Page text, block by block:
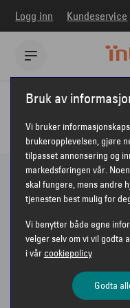
Logg inn Kundeservice
Interoptik Solbriller
ALLE
363 PRODUKTER
Vis bare
Sorter etter Anbefalt
Bruk av
Vi bruker
brukeropplevelsen, gjøre
tilpasset annonsering og
markedsføringen vår.
skal fungere, mens andre
tjenesten best mulig for
Vi benytter både egne
velger selv om vi vil godta
i vår cookiepolicy
Godta